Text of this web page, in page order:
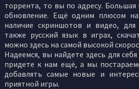
торрента, то вы по адресу. Большая
обновление. Ещё одним плюсом
наличие скриншотов и видео,
также русский язык в играх,
можно здесь на самой высокой
Надеемся, вы найдете здесь для
придете к нам ещё, а мы
добавлять самые новые и
приятной игры.